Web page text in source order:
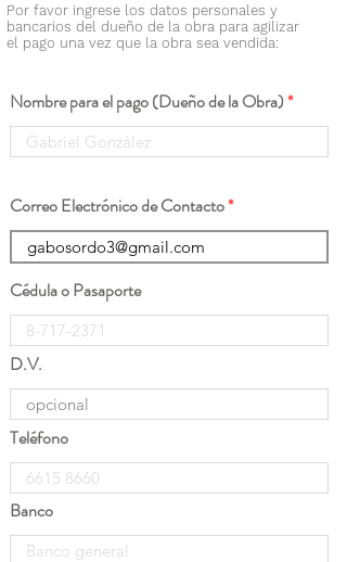
Por favor ingrese los datos personales y
bancarios del dueño de la obra para agilizar
el pago una vez que la obra sea vendida:
Nombre para el pago (Dueño de la Obra)
Correo Electrónico de Contacto
Cédula o Pasaporte
D.V.
Teléfono
Banco